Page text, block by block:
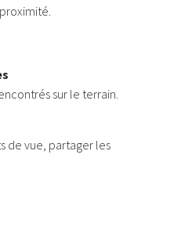
sur le terrain.
de vue, partager les